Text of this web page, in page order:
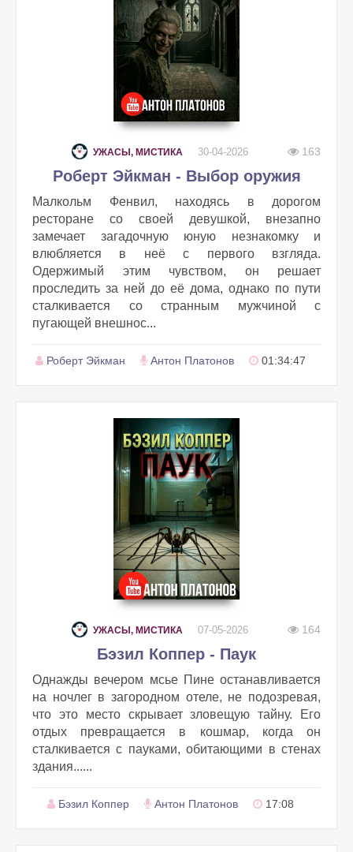
УЖАСЫ, МИСТИКА 30-04-2026 163
Роберт Эйкман - Выбор оружия
Малкольм Фенвил, находясь в дорогом
ресторане со своей девушкой, внезапно
замечает загадочную юную незнакомку и
влюбляется в неё с первого взгляда.
Одержимый этим чувством, он решает
проследить за ней до её дома, однако по пути
сталкивается со странным мужчиной с
пугающей внешнос...
Роберт Эйкман Антон Платонов 01:34:47
УЖАСЫ, МИСТИКА 07-05-2026 164
Бэзил Коппер - Паук
Однажды вечером мсье Пине останавливается
на ночлег в загородном отеле, не подозревая,
что это место скрывает зловещую тайну. Его
отдых превращается в кошмар, когда он
сталкивается с пауками, обитающими в стенах
здания......
Бэзил Коппер Антон Платонов 17:08